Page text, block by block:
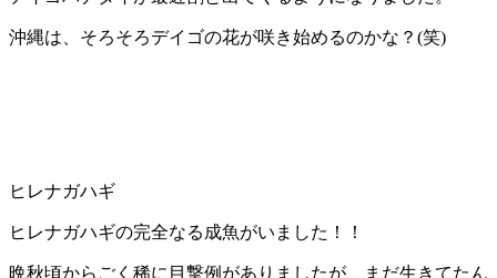
沖縄は、そろそろデイゴの花が咲き始めるのかな？(笑)
ヒレナガハギ
ヒレナガハギの完全なる成魚がいました！！
晩秋頃からごく稀に目撃例がありましたが、まだ生きてたん